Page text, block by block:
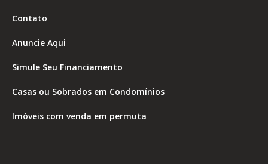
Contato
Anuncie Aqui
Simule Seu Financiamento
Casas ou Sobrados em Condomínios
Imóveis com venda em permuta